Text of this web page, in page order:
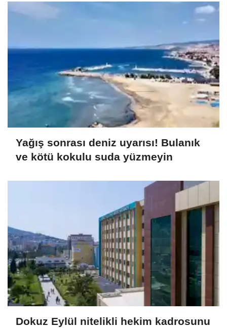
Yağış sonrası deniz uyarısı! Bulanık
ve kötü kokulu suda yüzmeyin
Dokuz Eylül nitelikli hekim kadrosunu